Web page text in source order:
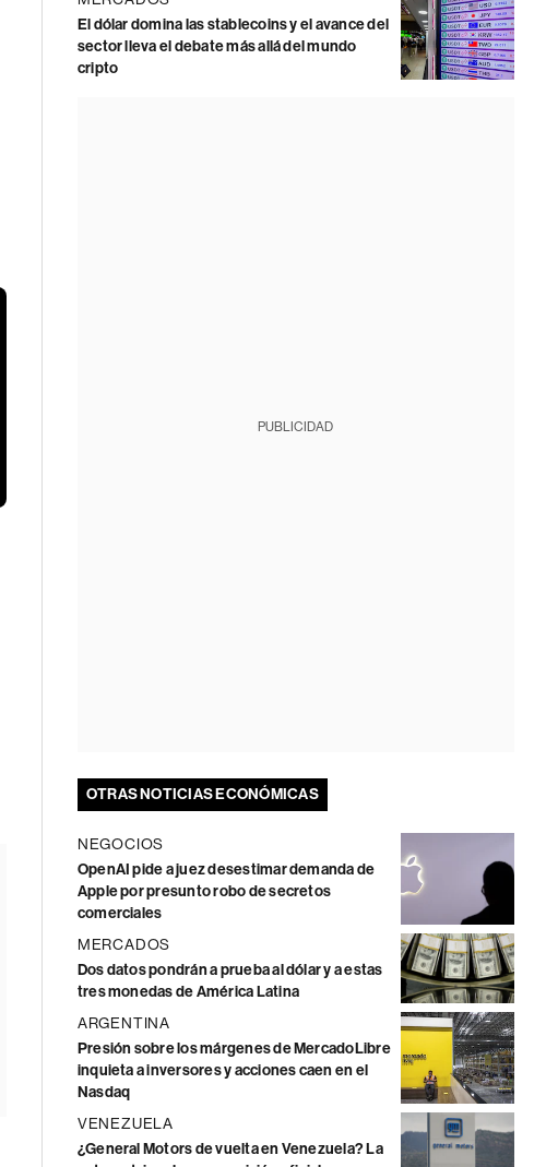
El dólar domina las stablecoins y el avance del
sector lleva el debate más allá del mundo
cripto
PUBLICIDAD
OTRAS NOTICIAS ECONÓMICAS
NEGOCIOS
OpenAI pide a juez desestimar demanda de
Apple por presunto robo de secretos
comerciales
MERCADOS
Dos datos pondrán a prueba al dólar y a estas
tres monedas de América Latina
ARGENTINA
Presión sobre los márgenes de MercadoLibre
inquieta a inversores y acciones caen en el
Nasdaq
VENEZUELA
¿General Motors de vuelta en Venezuela? La